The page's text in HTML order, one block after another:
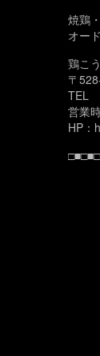
焼鶏
オー
鶏こ
〒
TEL
営業
HP：